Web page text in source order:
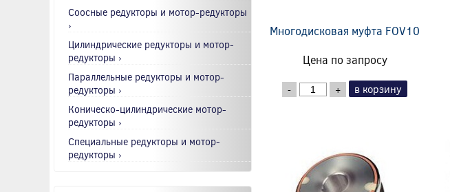
Соосные редукторы и мотор-редукторы
›
Цилиндрические редукторы и мотор-
редукторы ›
Параллельные редукторы и мотор-
редукторы ›
Коническо-цилиндрические мотор-
редукторы ›
Специальные редукторы и мотор-
редукторы ›
Многодисковая муфта FOV10
Цена по запросу
- + в корзину